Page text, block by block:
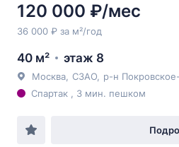
120 000 ₽/мес
36 000 ₽ за м²/год
40 м² этаж 8
Москва СЗАО р-н
Спартак , 3 мин. пешком